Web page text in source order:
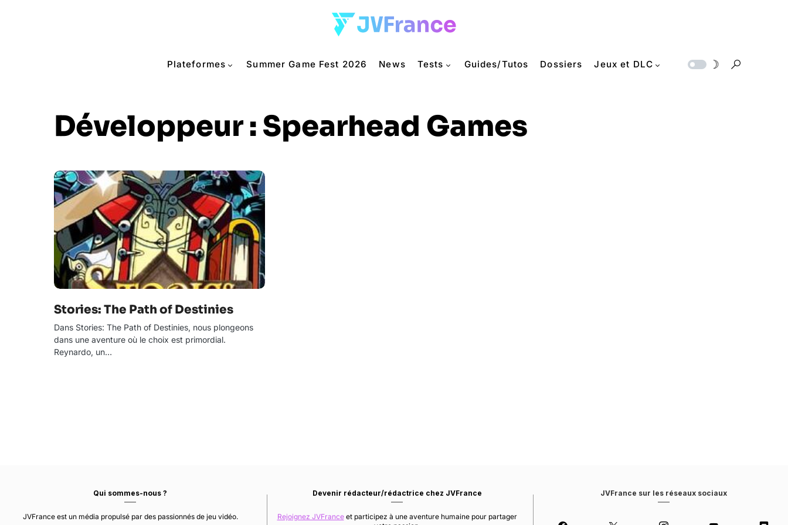
Plateformes Summer Game Fest 2026 News Tests Guides/Tutos Dossiers Jeux et DLC
Développeur :Spearhead Games
Stories: The Path of Destinies
Dans Stories: The Path of Destinies, nous plongeons
dans une aventure où le choix est primordial.
Reynardo, un…
Qui sommes-nous ?
JVFrance est un média propulsé par des passionnés de jeu vidéo.
Devenir rédacteur/rédactrice chez JVFrance
Rejoignez JVFranceet participez à une aventure humaine pour partager
JVFrance sur les réseaux sociaux